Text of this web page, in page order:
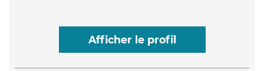
Afficher le profil